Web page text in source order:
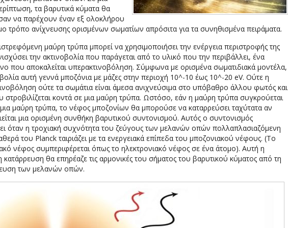
τα βαρυτικά κύματα θα
να παρέχουν έναν εξ ολοκλήρου
τρόπο ανίχνευσης ορισμένων σωματίων απρόσιτα για τα συνηθισμένα πειράματα.
μαύρη τρύπα μπορεί να χρησιμοποιήσει την ενέργεια περιστροφής της
την ακτινοβολία που παράγεται από το υλικό που την περιβάλλει, ένα
που αποκαλείται υπερακτινοβόληση. Σύμφωνα με ορισμένα σωματιδιακά μοντέλα,
αυτή γεννά μποζόνια με μάζες στην περιοχή 10^-10 έως 10^-20 eV. Ούτε η
ούτε τα σωμάτια είναι άμεσα ανιχνεύσιμα στο υπόβαθρο άλλου φωτός και
στροβιλίζεται κοντά σε μια μαύρη τρύπα. Ωστόσο, εάν η μαύρη τρύπα συγκρούεται
μαύρη τρύπα, το νέφος μποζονίων θα μπορούσε να καταρρεύσει ταχύτατα αν
μια ορισμένη συνθήκη βαρυτικού συντονισμού. Αυτός ο συντονισμός
όταν η τροχιακή συχνότητα του ζεύγους των μελανών οπών πολλαπλασιαζόμενη
του Planck ταιριάζει με τα ενεργειακά επίπεδα του μποζονιακού νέφους. (Το
νέφος συμπεριφέρεται όπως το ηλεκτρονιακό νέφος σε ένα άτομο). Αυτή η
κατάρρευση θα επηρέαζε τις αρμονικές του σήματος του βαρυτικού κύματος από τη
των μελανών οπών.